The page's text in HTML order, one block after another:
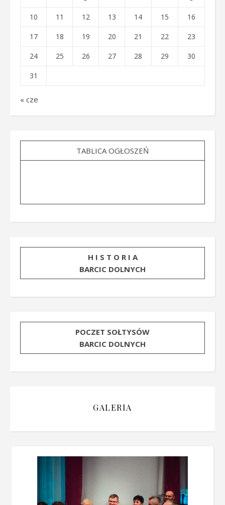
10 11 12 13 14 15 16
17 18 19 20 21 22 23
24 25 26 27 28 29 30
31
« cze
TABLICA OGŁOSZEŃ
H I S T O R I A
BARCIC DOLNYCH
POCZET SOŁTYSÓW
BARCIC DOLNYCH
GALERIA